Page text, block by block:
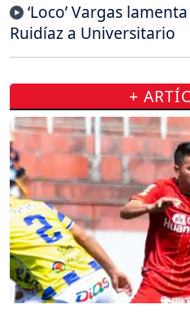
‘Loco’ Vargas
Ruidíaz a Universitario
+